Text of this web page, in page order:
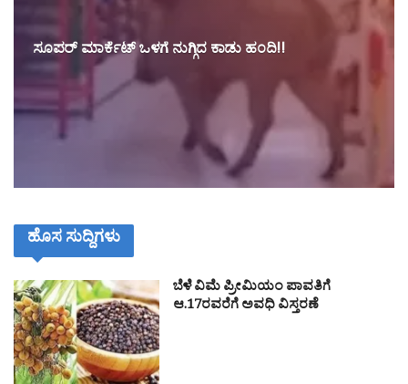
ಸೂಪ‌ರ್ ಮಾರ್ಕೆಟ್ ಒಳಗೆ ನುಗ್ಗಿದ ಕಾಡು ಹಂದಿ!!
ಹೊಸ ಸುದ್ದಿಗಳು
ಬೆಳೆ ವಿಮೆ ಪ್ರೀಮಿಯಂ ಪಾವತಿಗೆ
ಆ.17ರವರೆಗೆ ಅವಧಿ ವಿಸ್ತರಣೆ